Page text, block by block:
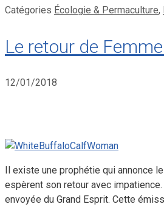
Catégories Écologie & Permaculture,
Le retour de
12/01/2018
Il existe une prophétie qui annonce
espèrent son retour avec
envoyée du Grand Esprit. Cette